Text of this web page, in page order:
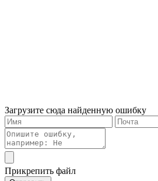
Загрузите сюда найденную ошибку
Прикрепить файл